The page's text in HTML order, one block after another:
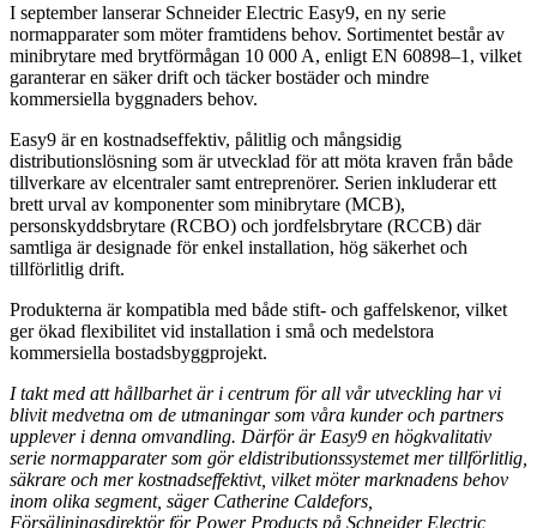
I september lanserar Schneider Electric Easy9, en ny serie
normapparater som möter framtidens behov. Sortimentet består av
minibrytare med brytförmågan 10 000 A, enligt EN 60898–1, vilket
garanterar en säker drift och täcker bostäder och mindre
kommersiella byggnaders behov.
Easy9 är en kostnadseffektiv, pålitlig och mångsidig
distributionslösning som är utvecklad för att möta kraven från både
tillverkare av elcentraler samt entreprenörer. Serien inkluderar ett
brett urval av komponenter som minibrytare (MCB),
personskyddsbrytare (RCBO) och jordfelsbrytare (RCCB) där
samtliga är designade för enkel installation, hög säkerhet och
tillförlitlig drift.
Produkterna är kompatibla med både stift- och gaffelskenor, vilket
ger ökad flexibilitet vid installation i små och medelstora
kommersiella bostadsbyggprojekt.
I takt med att hållbarhet är i centrum för all vår utveckling har vi
blivit medvetna om de utmaningar som våra kunder och partners
upplever i denna omvandling. Därför är Easy9 en högkvalitativ
serie normapparater som gör eldistributionssystemet mer tillförlitlig,
säkrare och mer kostnadseffektivt, vilket möter marknadens behov
inom olika segment, säger Catherine Caldefors,
Försäljningsdirektör för Power Products på Schneider Electric